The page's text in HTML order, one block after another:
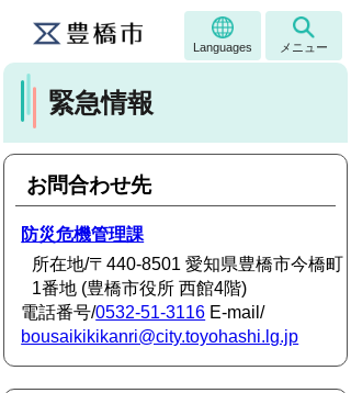
Languages メニュー
緊急情報
お問合わせ先
防災危機管理課
所在地/〒440-8501 愛知県豊橋市今橋町
1番地 (豊橋市役所 西館4階)
電話番号/0532-51-3116 E-mail/
bousaikikikanri@city.toyohashi.lg.jp